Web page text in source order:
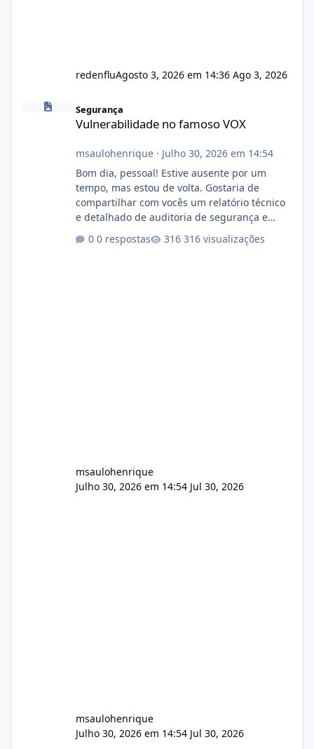
redenfluAgosto 3, 2026 em 14:36 Ago 3, 2026
Segurança
Vulnerabilidade no famoso VOX
msaulohenrique· Julho 30, 2026 em 14:54
Bom dia, pessoal! Estive ausente por um
tempo, mas estou de volta. Gostaria de
compartilhar com vocês um relatório técnico
e detalhado de auditoria de segurança e
atualmente em circulação e comercialização
0 respostas 316 visualizações
msaulohenrique
Julho 30, 2026 em 14:54 Jul 30, 2026
msaulohenrique
Julho 30, 2026 em 14:54 Jul 30, 2026